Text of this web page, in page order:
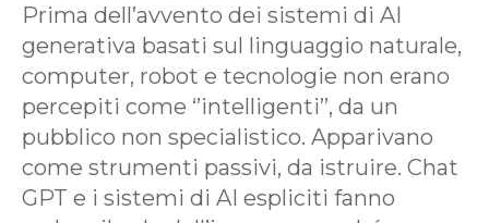
Prima dell’avvento dei sistemi di AI
generativa basati sul linguaggio naturale,
computer, robot e tecnologie non erano
percepiti come ‘’intelligenti’’, da un
pubblico non specialistico. Apparivano
come strumenti passivi, da istruire. Chat
GPT e i sistemi di AI espliciti fanno